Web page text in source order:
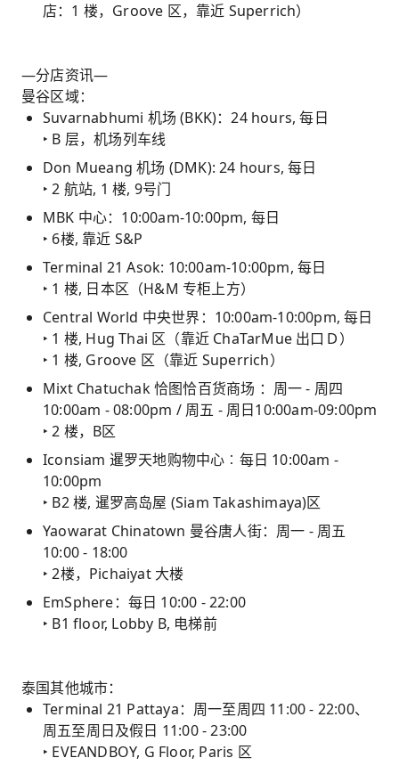
店：1 楼，Groove 区，靠近 Superrich）
—分店资讯—
曼谷区域：
Suvarnabhumi 机场 (BKK)：24 hours, 每日
‣ B 层，机场列车线
Don Mueang 机场 (DMK): 24 hours, 每日
‣ 2 航站, 1 楼, 9号门
MBK 中心：10:00am-10:00pm, 每日
‣ 6楼, 靠近 S&P
Terminal 21 Asok: 10:00am-10:00pm, 每日
‣ 1 楼, 日本区（H&M 专柜上方）
Central World 中央世界：10:00am-10:00pm, 每日
‣ 1 楼, Hug Thai 区（靠近 ChaTarMue 出口Ｄ）
‣ 1 楼, Groove 区（靠近 Superrich）
Mixt Chatuchak 恰图恰百货商场 ：周一 - 周四
10:00am - 08:00pm / 周五 - 周日10:00am-09:00pm
‣ 2 楼，B区
Iconsiam 暹罗天地购物中心︰每日 10:00am -
10:00pm
‣ B2 楼, 暹罗高岛屋 (Siam Takashimaya)区
Yaowarat Chinatown 曼谷唐人街：周一 - 周五
10:00 - 18:00
‣ 2楼，Pichaiyat 大楼
EmSphere：每日 10:00 - 22:00
‣ B1 floor, Lobby B, 电梯前
泰国其他城市：
Terminal 21 Pattaya：周一至周四 11:00 - 22:00、
周五至周日及假日 11:00 - 23:00
‣ EVEANDBOY, G Floor, Paris 区